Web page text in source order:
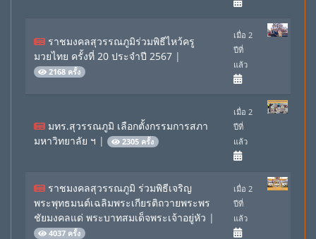
ราชมงคลสุวรรณภูมิร่วมพิธีไหว้ครู
มวยไทย ครั้งที่ 20 ประจำปี 2567 |
2168 ครั้ง
เมื่อ 2
ปีที่
แล้ว
มทร.สุวรรณภูมิ เลือกตั้งกรรมการสภา
มหาวิทยาลัย ฯ | 2305 ครั้ง
เมื่อ 2
ปีที่
แล้ว
ราชมงคลสุวรรณภูมิ ร่วมพิธีเจริญ
พระพุทธมนต์เฉลิมพระเกียรติถวายพระพร
ชัยมงคลแด่ พระบาทสมเด็จพระเจ้าอยู่หัว |
4037 ครั้ง
เมื่อ 2
ปีที่
แล้ว